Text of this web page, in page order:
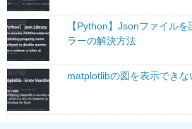
【Python】Jsonファイル
ラーの解決方法
matplotlibの図を表示でき